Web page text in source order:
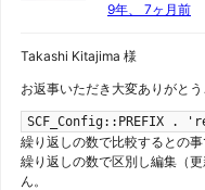
9年、 7ヶ月前
Takashi Kitajima 様
お返事いただき大変ありがとう
SCF_Config::PREFIX .
繰り返しの数で比較するとの事
繰り返しの数で区別し編集（
ん。